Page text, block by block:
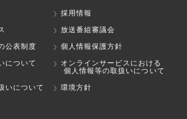
採用情報
放送番組審議会
公表制度
個人情報保護方針
について
オンラインサービスにおける
個人情報等の取扱いについて
いについて
環境方針